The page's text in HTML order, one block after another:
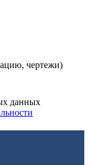
чертежи)
данных